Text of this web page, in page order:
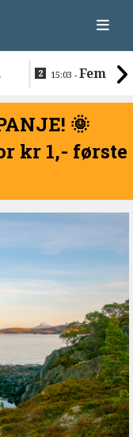
15:03 -Fem
i
🌞
kr 1,- første